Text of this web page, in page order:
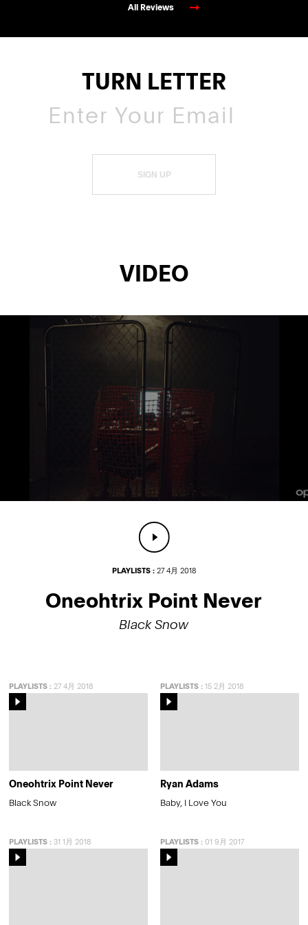
All Reviews
TURN LETTER
SIGN UP
VIDEO
PLAYLISTS :27 4月 2018
Oneohtrix Point Never
Black Snow
PLAYLISTS : 27 4月 2018
Oneohtrix Point Never
Black Snow
PLAYLISTS:15 2月 2018
Ryan Adams
Baby, I Love You
PLAYLISTS : 31 1月 2018 PLAYLISTS:01 9月 2017